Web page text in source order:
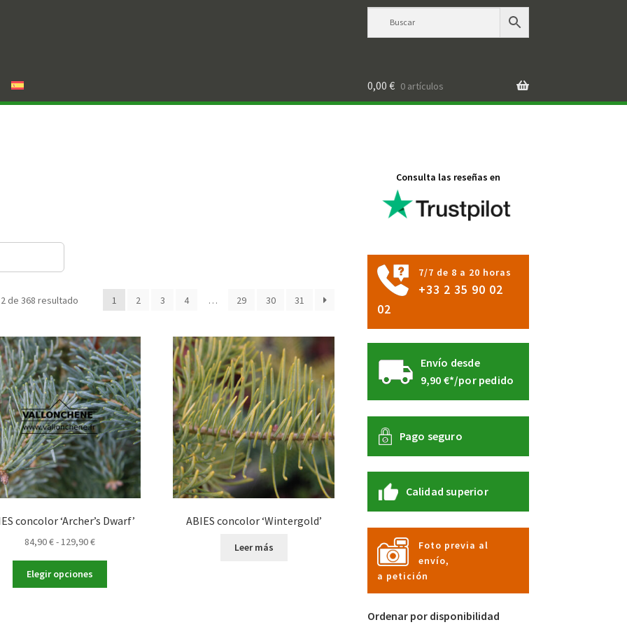
0,00 € 0 artículos
de 368 resultado 1 2 3 4 … 29 30 31
concolor ‘Archer’s Dwarf’
84,90€- 129,90€Rango
desde
Elegir opciones
ABIES concolor ‘Wintergold’
Leer más
Consulta las reseñas en
7/7 de 8 a 20 horas
+33 2 35 90 02
02
Envío desde
9,90 €*/por pedido
Pago seguro
Calidad superior
Foto previa al
envío,
a petición
Ordenar por disponibilidad